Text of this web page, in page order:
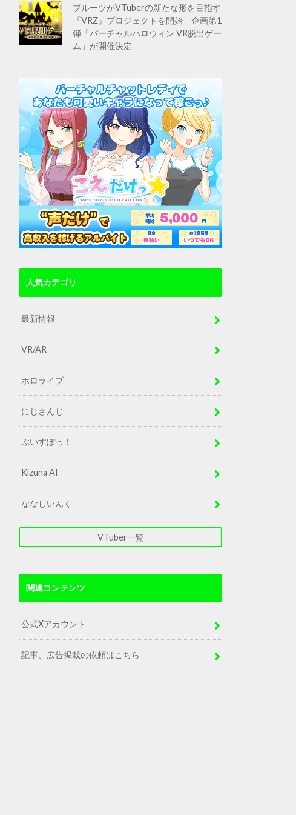
ブルーツがVTuberの新たな形を目指す
『VRZ』プロジェクトを開始 企画第1
弾「バーチャルハロウィン VR脱出ゲー
ム」が開催決定
人気カテゴリ
最新情報
VR/AR
ホロライブ
にじさんじ
ぶいすぽっ！
Kizuna AI
ななしいんく
VTuber一覧
関連コンテンツ
公式Xアカウント
記事、広告掲載の依頼はこちら